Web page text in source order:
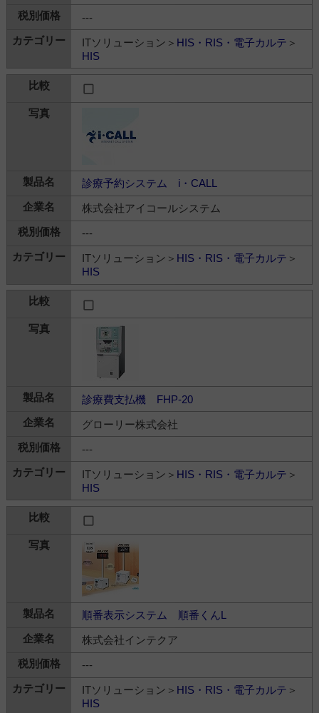
---
ITソリューション＞ HIS・RIS・電子カルテ ＞
HIS
診療予約システム i・CALL
株式会社アイコールシステム
---
ITソリューション＞ HIS・RIS・電子カルテ ＞
HIS
診療費支払機 FHP-20
グローリー株式会社
---
ITソリューション＞ HIS・RIS・電子カルテ ＞
HIS
順番表示システム 順番くんL
株式会社インテクア
---
ITソリューション＞ HIS・RIS・電子カルテ ＞
HIS